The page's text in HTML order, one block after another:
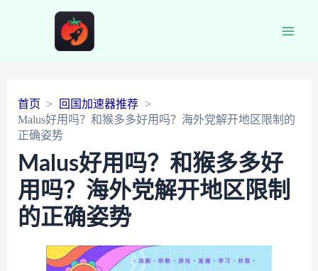
首页
回国加速器推荐
Malus好用吗？和猴多多好用吗？海外党解开地区限制的
正确姿势
Malus好用吗？和猴多多好
用吗？海外党解开地区限制
的正确姿势